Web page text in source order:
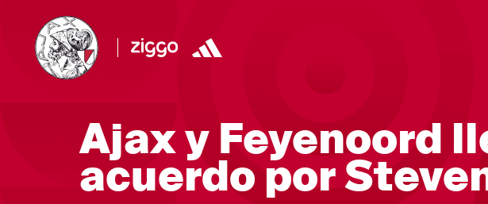
Ajax y Feyenoord
acuerdo por